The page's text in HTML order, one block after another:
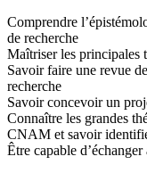
Comprendre
de recherche
Maîtriser les principales
Savoir faire une revue
recherche
Savoir concevoir un
Connaître les grandes
CNAM et savoir
Être capable